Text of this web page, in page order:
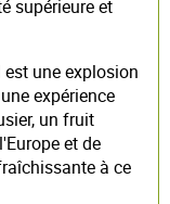
supérieure et
une explosion
expérience
un fruit
et de
à ce